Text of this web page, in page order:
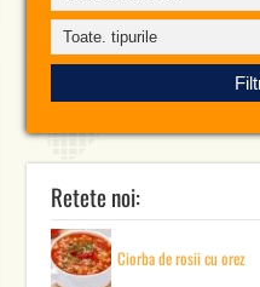
Retete noi:
Ciorba de rosii cu orez